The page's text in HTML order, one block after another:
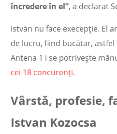
încredere în el”, a declarat
Istvan nu face execepție. El
de lucru, fiind bucătar, astfel
Antena 1 i se potrivește
cei 18 concurenți.
Vârstă, profesie,
Istvan Kozocsa